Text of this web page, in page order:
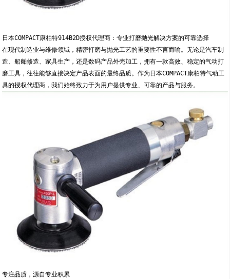
日本COMPACT康柏特914B2D授权代理商：专业打磨抛光解决方案的可靠选择
在现代制造业与维修领域，精密打磨与抛光工艺的重要性不言而喻。无论是汽车制
造、船舶修造、家具生产，还是数码产品外壳加工，拥有一款高效、稳定的气动打
磨工具，往往能够直接决定产品表面的最终品质。作为日本COMPACT康柏特气动工
具的授权代理商，我们始终致力于为用户提供专业、可靠的产品与服务。
专注品质，源自专业积累